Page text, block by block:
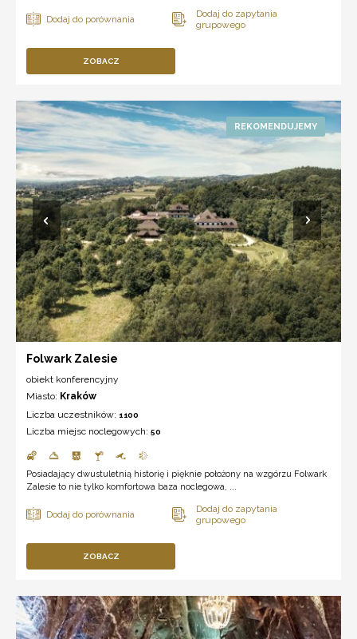
ZOBACZ
Folwark Zalesie
obiekt konferencyjny
Miasto: Kraków
Liczba uczestników: 1100
Liczba miejsc noclegowych: 50
Posiadający dwustuletnią historię i pięknie położony na wzgórzu Folwark
Zalesie to nie tylko komfortowa baza noclegowa, ...
ZOBACZ